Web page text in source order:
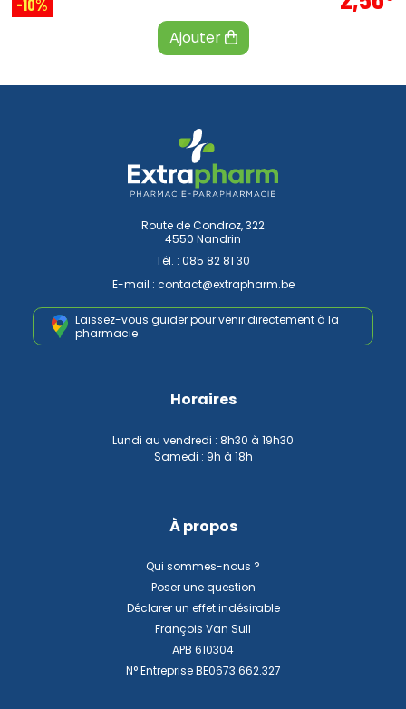
-10%
Ajouter
Route de Condroz, 322
4550 Nandrin
Tél. : 085 82 81 30
E-mail : contact@extrapharm.be
Laissez-vous guider pour venirdirectement à la
pharmacie
Horaires
Lundi au vendredi : 8h30 à 19h30
Samedi : 9h à 18h
À propos
Qui sommes-nous ?
Poser une question
Déclarer un effet indésirable
François Van Sull
APB 610304
N° Entreprise BE0673.662.327